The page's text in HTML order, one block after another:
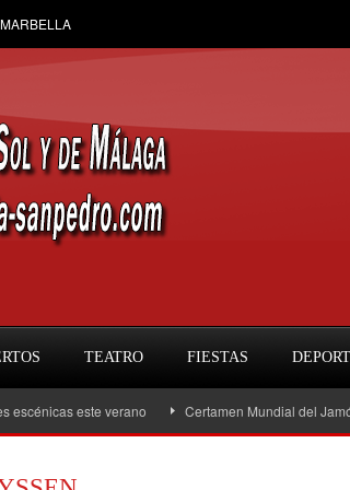
TEATRO FIESTAS
este verano Certamen Mundial del Jamón Popi